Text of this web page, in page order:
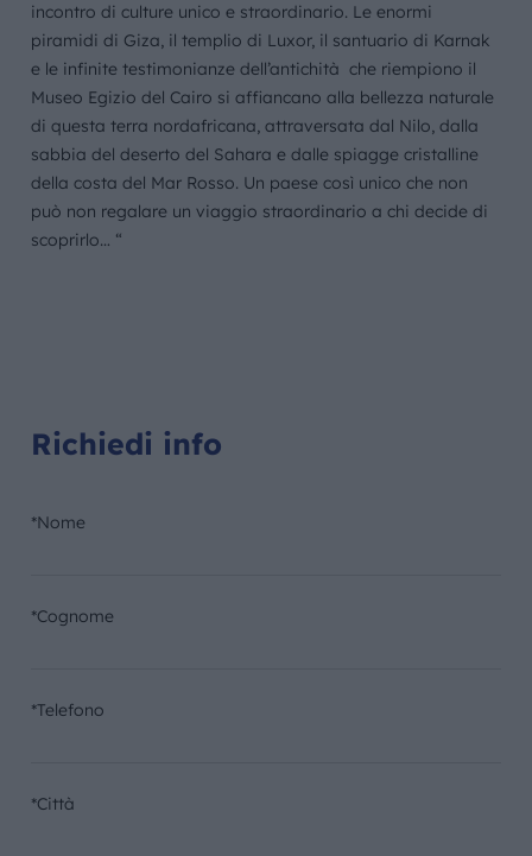
incontro di culture unico e straordinario. Le enormi
piramidi di Giza, il templio di Luxor, il santuario di Karnak
e le infinite testimonianze dell’antichità che riempiono il
Museo Egizio del Cairo si affiancano alla bellezza naturale
di questa terra nordafricana, attraversata dal Nilo, dalla
sabbia del deserto del Sahara e dalle spiagge cristalline
della costa del Mar Rosso. Un paese così unico che non
può non regalare un viaggio straordinario a chi decide di
scoprirlo… “
Richiedi info
*Nome
*Cognome
*Telefono
*Città